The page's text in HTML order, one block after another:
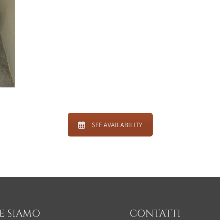
SEE AVAILABILITY
SIAMO CONTATTI